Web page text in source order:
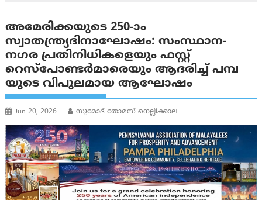
അമേരിക്കയുടെ 250-ാം
സ്വാതന്ത്ര്യദിനാഘോഷം: സംസ്ഥാന-
നഗര പ്രതിനിധികളെയും ഫസ്റ്റ്
റെസ്‌പോണ്ടർമാരെയും ആദരിച്ച് പമ്പ
യുടെ വിപുലമായ ആഘോഷം
Jun 20, 2026 സുമോദ് തോമസ് നെല്ലിക്കാല